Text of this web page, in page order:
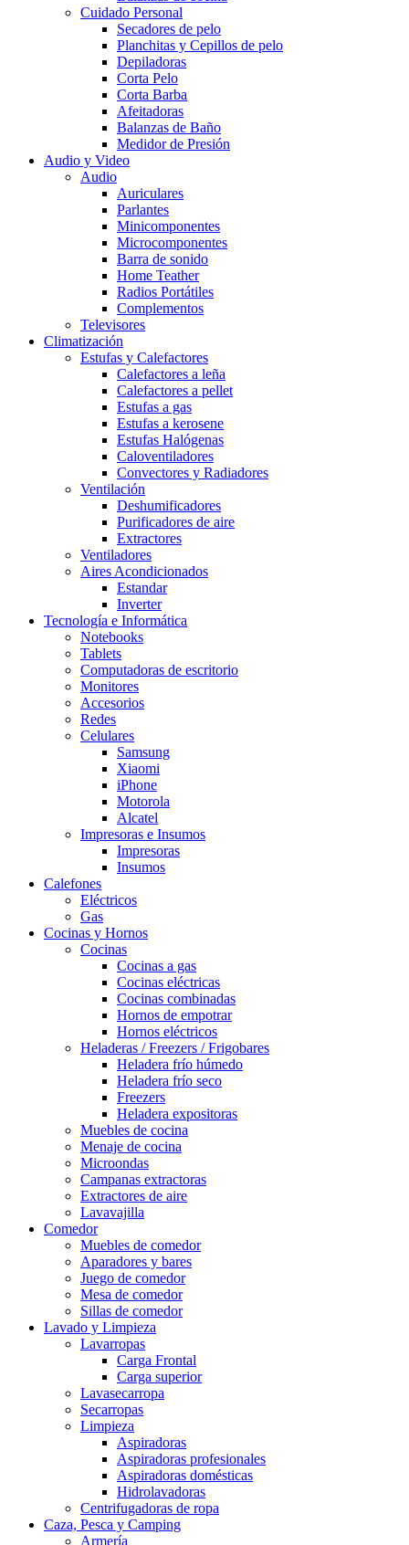
Cuidado Personal
Secadores de pelo
Planchitas y Cepillos de pelo
Depiladoras
Corta Pelo
Corta Barba
Afeitadoras
Balanzas de Baño
Medidor de Presión
Audio y Video
Audio
Auriculares
Parlantes
Minicomponentes
Microcomponentes
Barra de sonido
Home Teather
Radios Portátiles
Complementos
Televisores
Climatización
Estufas y Calefactores
Calefactores a leña
Calefactores a pellet
Estufas a gas
Estufas a kerosene
Estufas Halógenas
Caloventiladores
Convectores y Radiadores
Ventilación
Deshumificadores
Purificadores de aire
Extractores
Ventiladores
Aires Acondicionados
Estandar
Inverter
Tecnología e Informática
Notebooks
Tablets
Computadoras de escritorio
Monitores
Accesorios
Redes
Celulares
Samsung
Xiaomi
iPhone
Motorola
Alcatel
Impresoras e Insumos
Impresoras
Insumos
Calefones
Eléctricos
Gas
Cocinas y Hornos
Cocinas
Cocinas a gas
Cocinas eléctricas
Cocinas combinadas
Hornos de empotrar
Hornos eléctricos
Heladeras / Freezers / Frigobares
Heladera frío húmedo
Heladera frío seco
Freezers
Heladera expositoras
Muebles de cocina
Menaje de cocina
Microondas
Campanas extractoras
Extractores de aire
Lavavajilla
Comedor
Muebles de comedor
Aparadores y bares
Juego de comedor
Mesa de comedor
Sillas de comedor
Lavado y Limpieza
Lavarropas
Carga Frontal
Carga superior
Lavasecarropa
Secarropas
Limpieza
Aspiradoras
Aspiradoras profesionales
Aspiradoras domésticas
Hidrolavadoras
Centrifugadoras de ropa
Caza, Pesca y Camping
Armería